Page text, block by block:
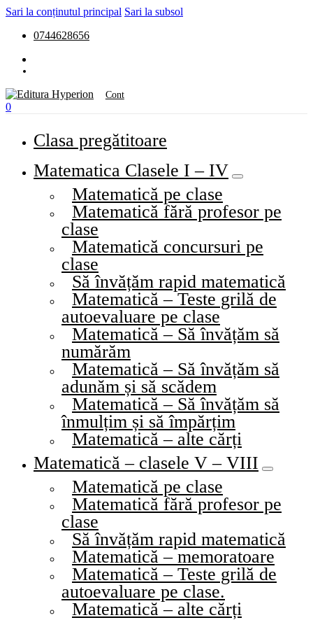
Sari la conținutul principal Sari la subsol
0744628656
Cont
0
Clasa pregătitoare
Matematica Clasele I – IV
Matematică pe clase
Matematică fără profesor pe
clase
Matematică concursuri pe
clase
Să învățăm rapid matematică
Matematică – Teste grilă de
autoevaluare pe clase
Matematică – Să învățăm să
numărăm
Matematică – Să învățăm să
adunăm și să scădem
Matematică – Să învățăm să
înmulțim și să împărțim
Matematică – alte cărți
Matematică – clasele V – VIII
Matematică pe clase
Matematică fără profesor pe
clase
Să învățăm rapid matematică
Matematică – memoratoare
Matematică – Teste grilă de
autoevaluare pe clase.
Matematică – alte cărți